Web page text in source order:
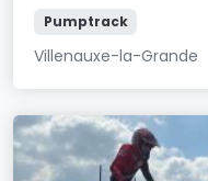
Pumptrack
Villenauxe-la-Grande